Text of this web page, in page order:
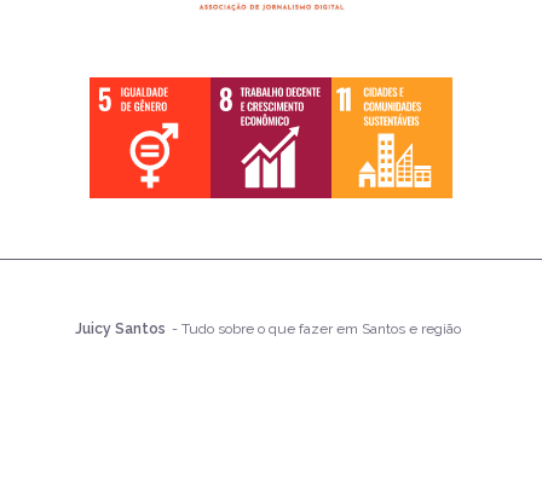
Juicy Santos - Tudo sobre o que fazer em Santos e região